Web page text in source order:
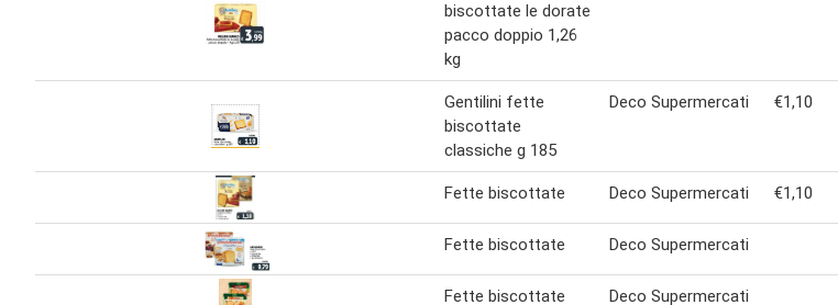
biscottate le dorate
pacco doppio 1,26
kg
Gentilini fette
biscottate
classiche g 185
Deco Supermercati €1,10
Fette biscottate Deco Supermercati €1,10
Fette biscottate Deco Supermercati
Fette biscottate Deco Supermercati